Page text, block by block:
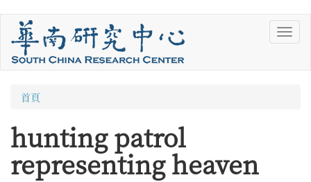
您
在
這
裡
首頁
hunting patrol
representing heaven